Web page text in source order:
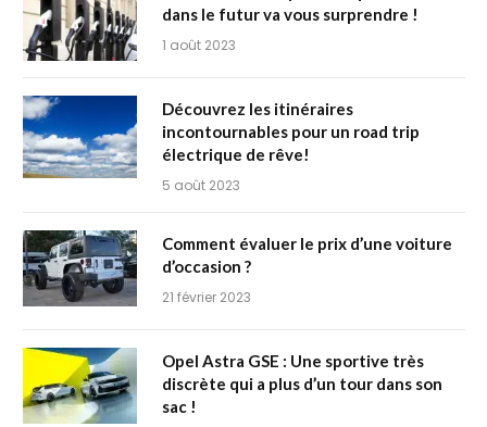
dans le futur va vous surprendre !
1 août 2023
Découvrez les itinéraires
incontournables pour un road trip
électrique de rêve!
5 août 2023
Comment évaluer le prix d’une voiture
d’occasion ?
21 février 2023
Opel Astra GSE : Une sportive très
discrète qui a plus d’un tour dans son
sac !